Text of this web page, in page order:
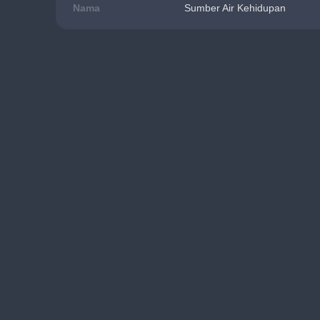
Nama Sumber Air Kehidupan